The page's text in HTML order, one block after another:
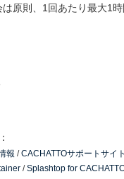
は原則、1回あたり最大1時
報 /CACHATTOサポートサイト
/Splashtop for